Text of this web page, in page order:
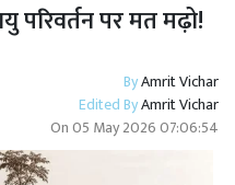
पर मत मढ़ो!
ByAmrit Vichar
Edited ByAmrit Vichar
On05 May 2026 07:06:54